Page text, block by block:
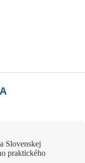
Slovenskej
praktického